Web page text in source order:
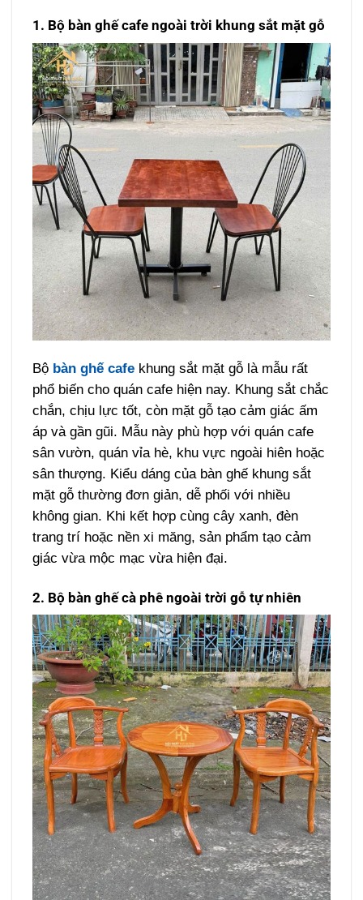
1. Bộ bàn ghế cafe ngoài trời khung sắt mặt gỗ
Bộ bàn ghế cafe khung sắt mặt gỗ là mẫu rất
phổ biến cho quán cafe hiện nay. Khung sắt chắc
chắn, chịu lực tốt, còn mặt gỗ tạo cảm giác ấm
áp và gần gũi. Mẫu này phù hợp với quán cafe
sân vườn, quán vỉa hè, khu vực ngoài hiên hoặc
sân thượng. Kiểu dáng của bàn ghế khung sắt
mặt gỗ thường đơn giản, dễ phối với nhiều
không gian. Khi kết hợp cùng cây xanh, đèn
trang trí hoặc nền xi măng, sản phẩm tạo cảm
giác vừa mộc mạc vừa hiện đại.
2. Bộ bàn ghế cà phê ngoài trời gỗ tự nhiên